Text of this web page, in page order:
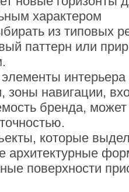
характером
из типовых
паттерн или
интерьера
зоны навигации,
бренда,
которые
архитектурные
поверхности